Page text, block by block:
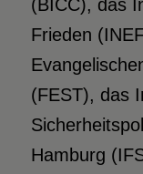
(BICC), das
Frieden
(FEST), das
Hamburg